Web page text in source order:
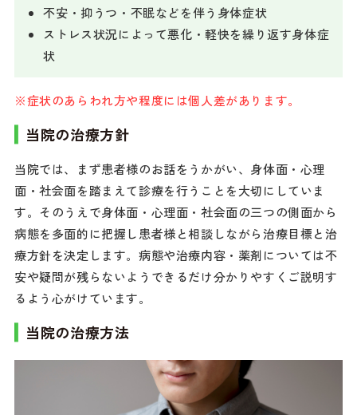
不安・抑うつ・不眠などを伴う身体症状
ストレス状況によって悪化・軽快を繰り返す身体症
状
※症状のあらわれ方や程度には個人差があります。
当院の治療方針
当院では、まず患者様のお話をうかがい、身体面・心理
面・社会面を踏まえて診療を行うことを大切にしていま
す。そのうえで身体面・心理面・社会面の三つの側面から
病態を多面的に把握し患者様と相談しながら治療目標と治
療方針を決定します。病態や治療内容・薬剤については不
安や疑問が残らないようできるだけ分かりやすくご説明す
るよう心がけています。
当院の治療方法